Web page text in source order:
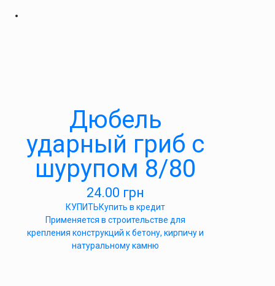
Дюбель
ударный гриб с
шурупом 8/80
24.00 грн
КУПИТЬКупить в кредит
Применяется в строительстве для
крепления конструкций к бетону, кирпичу и
натуральному камню